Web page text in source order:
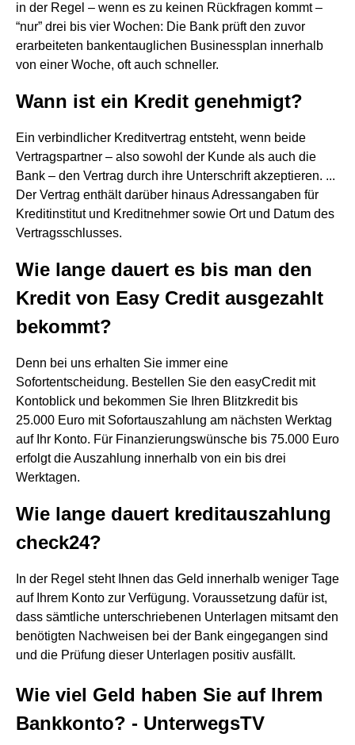
in der Regel – wenn es zu keinen Rückfragen kommt –
“nur” drei bis vier Wochen: Die Bank prüft den zuvor
erarbeiteten bankentauglichen Businessplan innerhalb
von einer Woche, oft auch schneller.
Wann ist ein Kredit genehmigt?
Ein verbindlicher Kreditvertrag entsteht, wenn beide
Vertragspartner – also sowohl der Kunde als auch die
Bank – den Vertrag durch ihre Unterschrift akzeptieren. ...
Der Vertrag enthält darüber hinaus Adressangaben für
Kreditinstitut und Kreditnehmer sowie Ort und Datum des
Vertragsschlusses.
Wie lange dauert es bis man den
Kredit von Easy Credit ausgezahlt
bekommt?
Denn bei uns erhalten Sie immer eine
Sofortentscheidung. Bestellen Sie den easyCredit mit
Kontoblick und bekommen Sie Ihren Blitzkredit bis
25.000 Euro mit Sofortauszahlung am nächsten Werktag
auf Ihr Konto. Für Finanzierungswünsche bis 75.000 Euro
erfolgt die Auszahlung innerhalb von ein bis drei
Werktagen.
Wie lange dauert kreditauszahlung
check24?
In der Regel steht Ihnen das Geld innerhalb weniger Tage
auf Ihrem Konto zur Verfügung. Voraussetzung dafür ist,
dass sämtliche unterschriebenen Unterlagen mitsamt den
benötigten Nachweisen bei der Bank eingegangen sind
und die Prüfung dieser Unterlagen positiv ausfällt.
Wie viel Geld haben Sie auf Ihrem
Bankkonto? - UnterwegsTV